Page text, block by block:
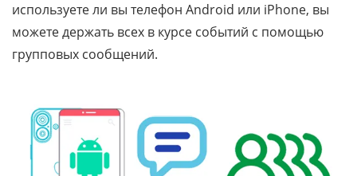
используете ли вы телефон Android или iPhone, вы
можете держать всех в курсе событий с помощью
групповых сообщений.